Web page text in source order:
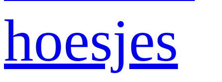
hoesjes